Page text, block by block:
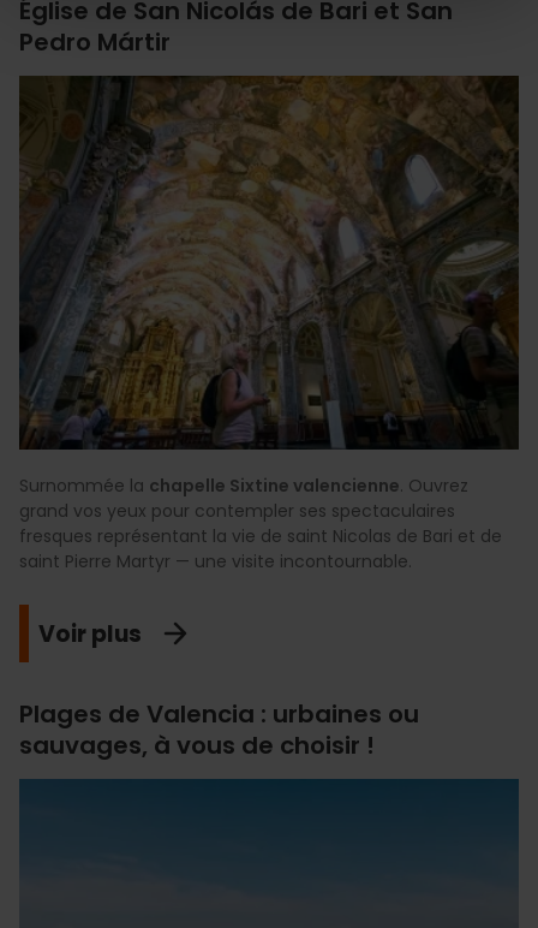
Église de San Nicolás de Bari et San
Pedro Mártir
Surnommée la chapelle Sixtine valencienne. Ouvrez
grand vos yeux pour contempler ses spectaculaires
fresques représentant la vie de saint Nicolas de Bari et de
saint Pierre Martyr — une visite incontournable.
Voir plus
Plages de Valencia : urbaines ou
sauvages, à vous de choisir !